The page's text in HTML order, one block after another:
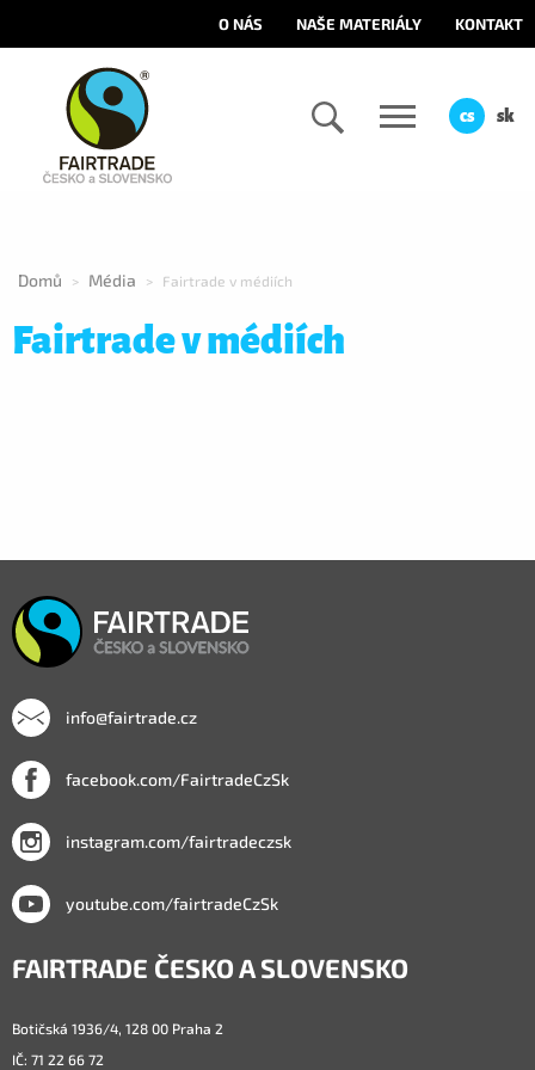
O NÁS NAŠE MATERIÁLY KONTAKT
cs sk
Domů > Média > Fairtrade v médiích
Fairtrade v médiích
info@fairtrade.cz
facebook.com/FairtradeCzSk
instagram.com/fairtradeczsk
youtube.com/fairtradeCzSk
FAIRTRADE ČESKO A SLOVENSKO
Botičská 1936/4, 128 00 Praha 2
IČ: 71 22 66 72